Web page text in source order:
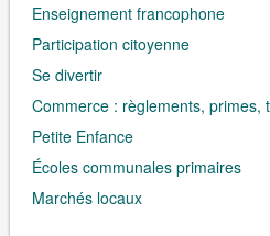
Enseignement francophone
Participation citoyenne
Se divertir
Commerce : règlements, primes,
Petite Enfance
Écoles communales primaires
Marchés locaux